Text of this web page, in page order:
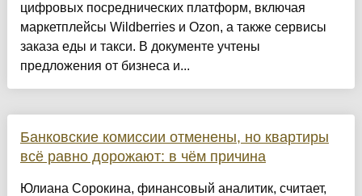
цифровых посреднических платформ, включая
маркетплейсы Wildberries и Ozon, а также сервисы
заказа еды и такси. В документе учтены
предложения от бизнеса и...
Банковские комиссии отменены, но квартиры
всё равно дорожают: в чём причина
Юлиана Сорокина, финансовый аналитик, считает,